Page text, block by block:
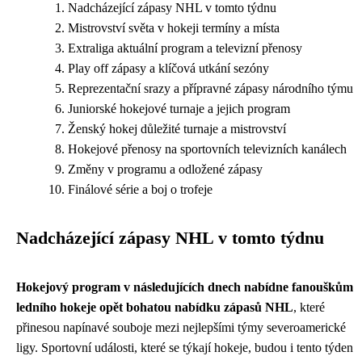
Nadcházející zápasy NHL v tomto týdnu
Mistrovství světa v hokeji termíny a místa
Extraliga aktuální program a televizní přenosy
Play off zápasy a klíčová utkání sezóny
Reprezentační srazy a přípravné zápasy národního týmu
Juniorské hokejové turnaje a jejich program
Ženský hokej důležité turnaje a mistrovství
Hokejové přenosy na sportovních televizních kanálech
Změny v programu a odložené zápasy
Finálové série a boj o trofeje
Nadcházející zápasy NHL v tomto týdnu
Hokejový program v následujících dnech nabídne fanouškům
ledního hokeje opět bohatou nabídku zápasů NHL, které
přinesou napínavé souboje mezi nejlepšími týmy severoamerické
ligy. Sportovní události, které se týkají hokeje, budou i tento týden